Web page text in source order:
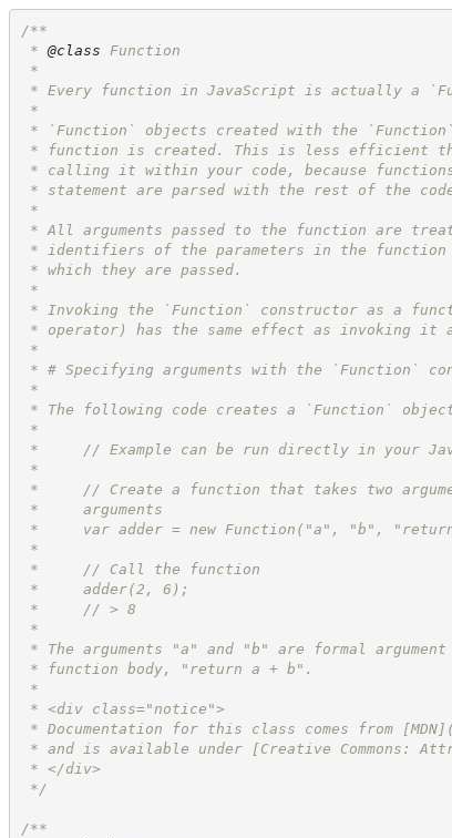
/**
* @class Function
*
* Every function in JavaScript is actually a
*
* `Function` objects created with the `Function`
* function is created. This is less efficient
* calling it within your code, because
* statement are parsed with the rest of the
*
* All arguments passed to the function are
* identifiers of the parameters in the function
* which they are passed.
*
* Invoking the `Function` constructor as a
* operator) has the same effect as invoking it
*
* # Specifying arguments with the `Function`
*
* The following code creates a `Function`
*
*     // Example can be run directly in your
*
*     // Create a function that takes two
*     arguments
*     var adder = new Function("a", "b",
*
*     // Call the function
*     adder(2, 6);
*     // > 8
*
* The arguments "a" and "b" are formal
* function body, "return a + b".
*
* <div class="notice">
* Documentation for this class comes from
* and is available under [Creative Commons:
* </div>
*/
/**